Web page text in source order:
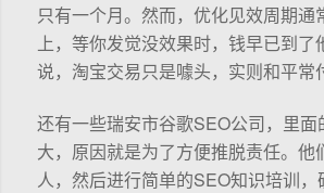
只有一个月。然而，优化见效周期通
上，等你发觉没效果时，钱早已到了
说，淘宝交易只是噱头，实则和平常
还有一些瑞安市谷歌SEO公司，里面
大，原因就是为了方便推脱责任。他
人，然后进行简单的SEO知识培训，